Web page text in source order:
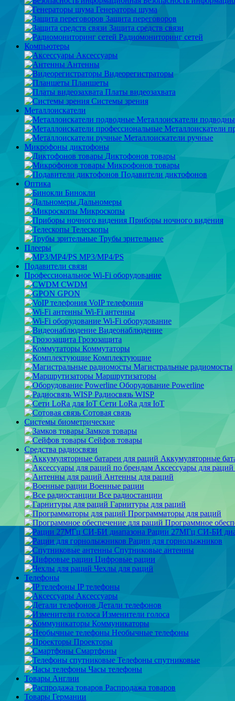
Генераторы шума
Защита переговоров
Защита средств связи
Радиомониторинг сетей
Компьютеры
Аксессуары
Антенны
Видеорегистраторы
Планшеты
Платы видеозахвата
Системы зрения
Металлоискатели
Металлоискатели
Металлоискатели
Металлоискатели ручные
Микрофоны диктофоны
Диктофонов товары
Микрофонов товары
Подавители диктофонов
Оптика
Бинокли
Дальномеры
Микроскопы
Приборы ночного видения
Телескопы
Трубы зрительные
Плееры
MP3/MP4/PS
Подавители связи
Профессиональное Wi-Fi оборудование
CWDM
GPON
VoIP телефония
Wi-Fi антенны
Wi-Fi оборудование
Видеонаблюдение
Грозозащита
Коммутаторы
Комплектующие
Магистральные радиомосты
Маршрутизаторы
Оборудование Powerline
Радиосвязь WISP
Сети LoRa для IoT
Сотовая связь
Системы биометрические
Замков товары
Сейфов товары
Средства радиосвязи
Аккумуляторные
Аксессуары для
Антенны для раций
Военные рации
Все радиостанции
Гарнитуры для раций
Программаторы для раций
Программное
Рации 27МГц СИ-БИ
Рации для горнолыжников
Спутниковые антенны
Цифровые рации
Чехлы для раций
Телефоны
IP телефоны
Аксессуары
Детали телефонов
Изменители голоса
Коммуникаторы
Необычные телефоны
Проекторы
Смартфоны
Телефоны спутниковые
Часы телефоны
Товары Англии
Распродажа товаров
Товары Германии